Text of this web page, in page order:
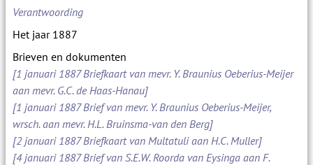
Verantwoording
Het jaar 1887
Brieven en dokumenten
[1 januari 1887 Briefkaart van mevr. Y. Braunius Oeberius-Meijer
aan mevr. G.C. de Haas-Hanau]
[1 januari 1887 Brief van mevr. Y. Braunius Oeberius-Meijer,
wrsch. aan mevr. H.L. Bruinsma-van den Berg]
[2 januari 1887 Briefkaart van Multatuli aan H.C. Muller]
[4 januari 1887 Brief van S.E.W. Roorda van Eysinga aan F.